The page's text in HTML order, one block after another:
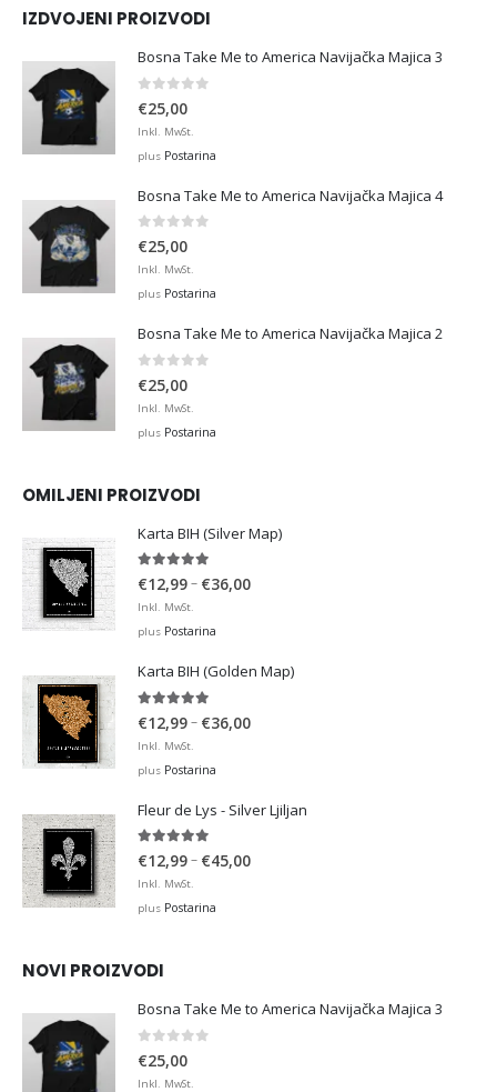
IZDVOJENI PROIZVODI
Bosna Take Me to America Navijačka Majica 3
0 out of 5
€25,00
Inkl. MwSt.
plus Postarina
Bosna Take Me to America Navijačka Majica 4
0 out of 5
€25,00
Inkl. MwSt.
plus Postarina
Bosna Take Me to America Navijačka Majica 2
€25,00
Inkl. MwSt.
plus Postarina
OMILJENI PROIZVODI
Karta BIH (Silver Map)
4.95out of 5
€12,99– €36,00Price
€36,00
Inkl. MwSt.
plus Postarina
Karta BIH (Golden Map)
4.93out of 5
€12,99– €36,00Price
€36,00
Inkl. MwSt.
plus Postarina
Fleur de Lys - Silver Ljiljan
4.88out of 5
€12,99– €45,00Price
Inkl. MwSt.
plus Postarina
NOVI PROIZVODI
Bosna Take Me to America Navijačka Majica 3
0 out of 5
€25,00
Inkl. MwSt.